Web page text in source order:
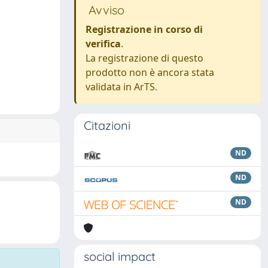
Avviso
Registrazione in corso di
verifica.
La registrazione di questo
prodotto non è ancora stata
validata in ArTS.
Citazioni
ND
ND
ND
social impact